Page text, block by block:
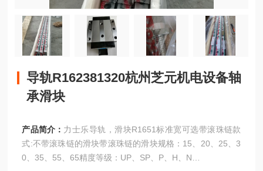
导轨R162381320杭州芝元机电设备轴
承滑块
产品简介： 力士乐导轨，滑块R1651标准宽可选带滚珠链款
式:不带滚珠链的滑块带滚珠链的滑块规格：15、20、25、3
0、35、55、65精度等级：UP、SP、P、H、N